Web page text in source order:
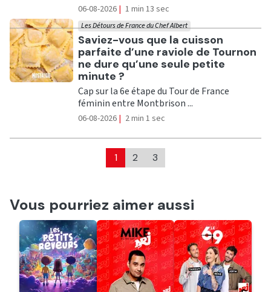
06-08-2026 | 1 min 13 sec
Ecouter
Saviez-vous que la cuisson
parfaite d’une raviole de Tournon
ne dure qu’une seule petite
minute ?
Les Détours de France du Chef Albert
Cap sur la 6e étape du Tour de France
féminin entre Montbrison ...
06-08-2026 | 2 min 1 sec
1 2 3
Vous pourriez aimer aussi